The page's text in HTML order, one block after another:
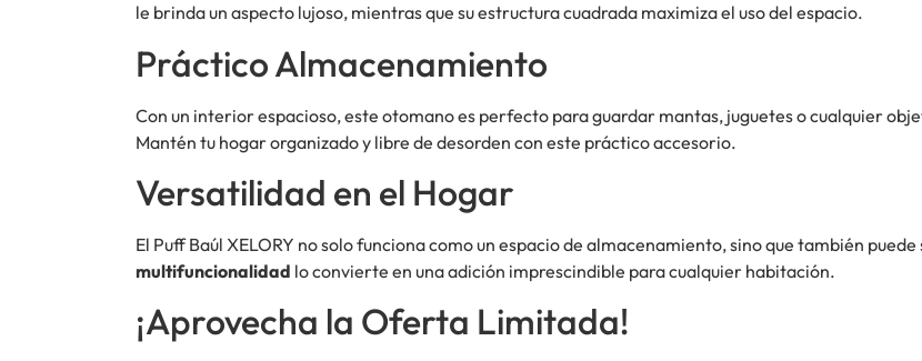
le brinda un aspecto lujoso, mientras que su estructura cuadrada maximiza el uso del espacio.
Práctico Almacenamiento
Con un interior espacioso, este otomano es perfecto para guardar mantas, juguetes o cualquier
Mantén tu hogar organizado y libre de desorden con este práctico accesorio.
Versatilidad en el Hogar
El Puff Baúl XELORY no solo funciona como un espacio de almacenamiento, sino que también
multifuncionalidad lo convierte en una adición imprescindible para cualquier habitación.
¡Aprovecha la Oferta Limitada!